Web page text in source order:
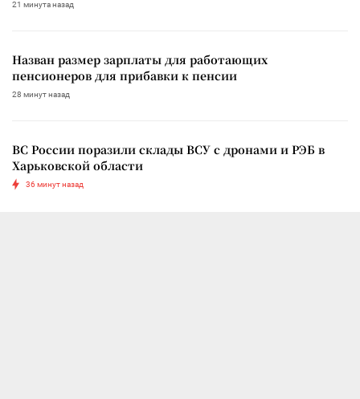
21 минута назад
Назван размер зарплаты для работающих
пенсионеров для прибавки к пенсии
28 минут назад
ВС России поразили склады ВСУ с дронами и РЭБ в
Харьковской области
36 минут назад